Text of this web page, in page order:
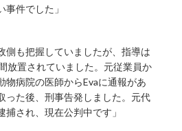
件でした」
側も把握していましたが、指導は
放置されていました。元従業員か
物病院の医師からEvaに通報があ
った後、刑事告発しました。元代
され、現在公判中です」